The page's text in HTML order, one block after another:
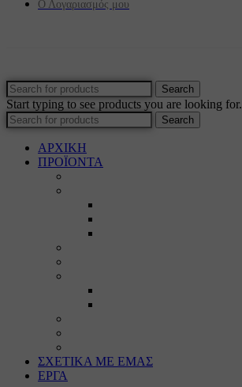
Ο Λογαριασμός μου
Search
Start typing to see products you are looking for.
Search
ΑΡΧΙΚΗ
ΠΡΟΪΟΝΤΑ
ΣΧΕΤΙΚΑ ΜΕ ΕΜΑΣ
ΕΡΓΑ